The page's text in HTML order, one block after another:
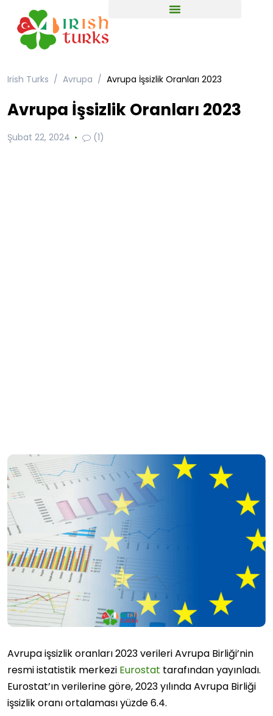
Irish Turks Avrupa Avrupa İşsizlik Oranları 2023
Avrupa İşsizlik Oranları 2023
Şubat 22, 2024 (1)
Avrupa işsizlik oranları 2023 verileri Avrupa Birliği’nin
resmi istatistik merkezi Eurostat tarafından yayınladı.
Eurostat’ın verilerine göre, 2023 yılında Avrupa Birliği
işsizlik oranı ortalaması yüzde 6.4.